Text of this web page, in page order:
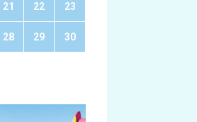
21 22 23
28 29 30